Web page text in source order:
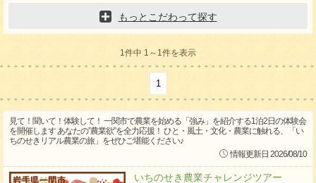
もっとこだわって探す
1件中 1～1件を表示
1
見て！聞いて！体験して！ 一関市で農業を始める「強み」を紹介する1泊2日の体験会
を開催します あなたの”農業欲”を全力応援！ ひと・風土・文化・農業に触れる、「い
ちのせきリアル農業の旅」をぜひご堪能ください♪
情報更新日 2026/08/10
いちのせき農業チャレンジツアー